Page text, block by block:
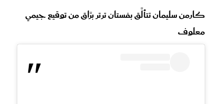
كارمن سليمان تتألَّق بفستان ترتر برَّاق من توقيع جيمي
معلوف